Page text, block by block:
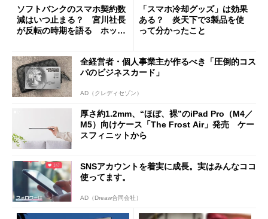
ソフトバンクのスマホ契約数
減はいつ止まる？ 宮川社長
が反転の時期を語る ホッピ
「スマホ冷却グッズ」は効果
ある？ 炎天下で3製品を使
って分かったこと
全経営者・個人事業主が作るべき「圧倒的コス
パのビジネスカード」
AD（クレディセゾン）
厚さ約1.2mm、“ほぼ、裸”のiPad Pro（M4／
M5）向けケース「The Frost Air」発売 ケー
スフィニットから
SNSアカウントを着実に成長。実はみんなココ
使ってます。
AD（Dreaw合同会社）